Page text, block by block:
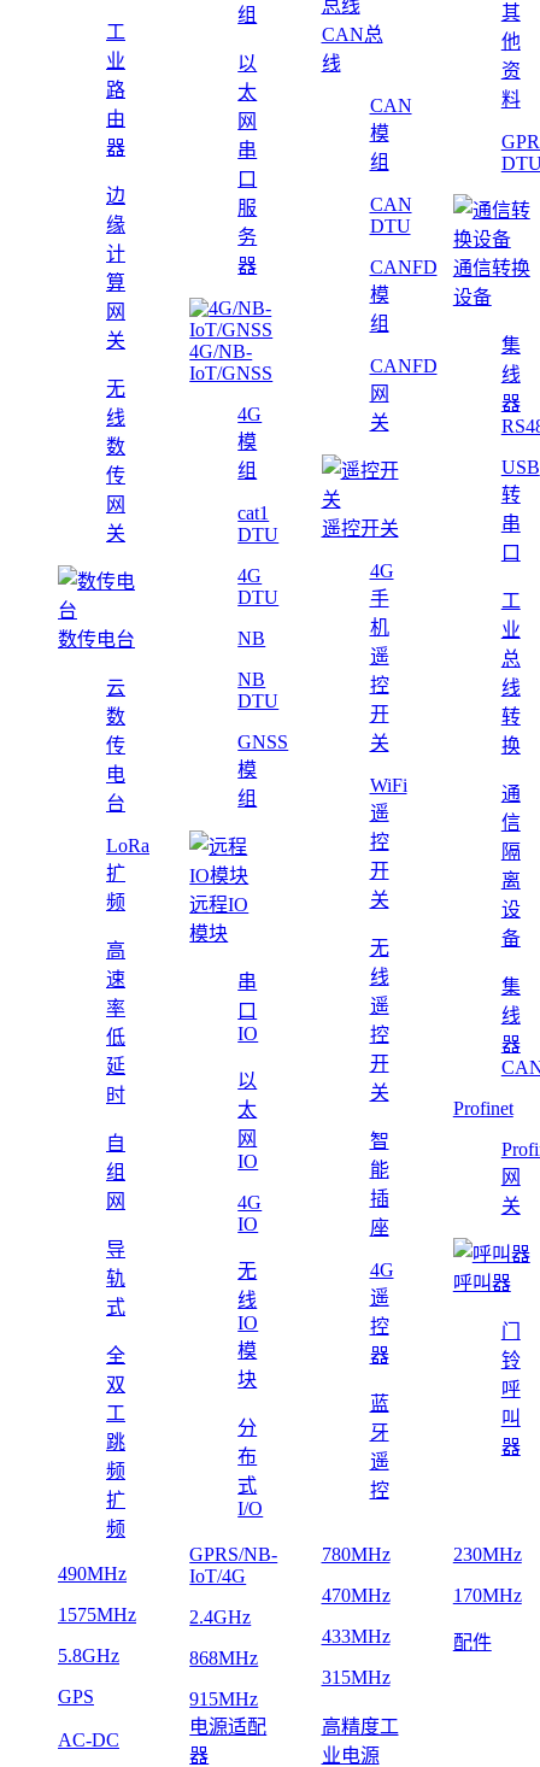
工
业
路
由
器
边
缘
计
算
网
关
无
线
数
传
网
关
数传电台
云
数
传
电
台
LoRa
扩
频
高
速
率
低
延
时
自
组
网
导
轨
式
全
双
工
跳
频
扩
频
组
以
太
网
串
口
服
务
器
4G/NB-
IoT/GNSS
4G
模
组
cat1
DTU
4G
DTU
NB
NB
DTU
GNSS
模
组
远程IO
模块
串
口
IO
以
太
网
IO
4G
IO
无
线
IO
模
块
分
布
式
I/O
CAN总
线
CAN
模
组
CAN
DTU
CANFD
模
组
CANFD
网
关
遥控开关
4G
手
机
遥
控
开
关
WiFi
遥
控
开
关
无
线
遥
控
开
关
智
能
插
座
4G
遥
控
器
蓝
牙
遥
控
其
他
资
料
通信转换
设备
集
线
器
USB
转
串
口
工
业
总
线
转
换
通
信
隔
离
设
备
集
线
器
Profinet
网
关
呼叫器
门
铃
呼
叫
器
490MHz
1575MHz
5.8GHz
GPS
GPRS/NB-
IoT/4G
2.4GHz
868MHz
915MHz
780MHz
470MHz
433MHz
315MHz
230MHz
170MHz
配件
AC-DC
电源适配
器
高精度工
业电源